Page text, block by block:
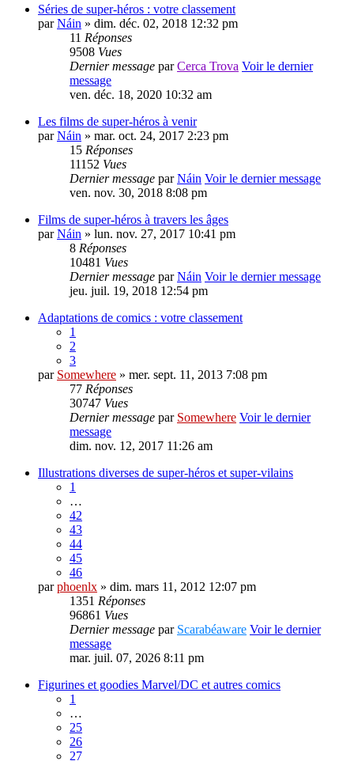
Séries de super-héros : votre classement
parNáin » dim. déc. 02, 2018 12:32 pm
11 Réponses
9508 Vues
Dernier message parCerca Trova Voir le dernier
message
ven. déc. 18, 2020 10:32 am
Les films de super-héros à venir
parNáin » mar. oct. 24, 2017 2:23 pm
15 Réponses
11152 Vues
Dernier message parNáin Voir le dernier message
ven. nov. 30, 2018 8:08 pm
Films de super-héros à travers les âges
parNáin » lun. nov. 27, 2017 10:41 pm
8 Réponses
10481 Vues
Dernier message parNáin Voir le dernier message
jeu. juil. 19, 2018 12:54 pm
Adaptations de comics : votre classement
1
2
3
par Somewhere » mer. sept. 11, 2013 7:08 pm
77 Réponses
30747 Vues
Dernier message par Somewhere Voir le dernier
message
dim. nov. 12, 2017 11:26 am
Illustrations diverses de super-héros et super-vilains
1
…
42
43
44
45
46
parphoenlx » dim. mars 11, 2012 12:07 pm
1351 Réponses
96861 Vues
Dernier message par Scarabéaware Voir le dernier
message
mar. juil. 07, 2026 8:11 pm
Figurines et goodies Marvel/DC et autres comics
1
…
25
26
27